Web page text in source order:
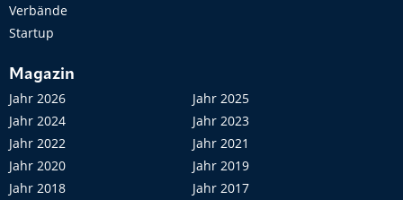
Verbände
Startup
Magazin
Jahr 2026
Jahr 2025
Jahr 2024
Jahr 2023
Jahr 2022
Jahr 2021
Jahr 2020
Jahr 2019
Jahr 2018
Jahr 2017